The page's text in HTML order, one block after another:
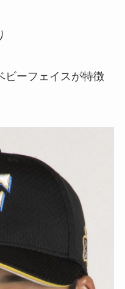
ビーフェイスが特徴